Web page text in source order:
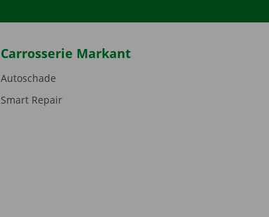
Carrosserie Markant
Autoschade
Smart Repair